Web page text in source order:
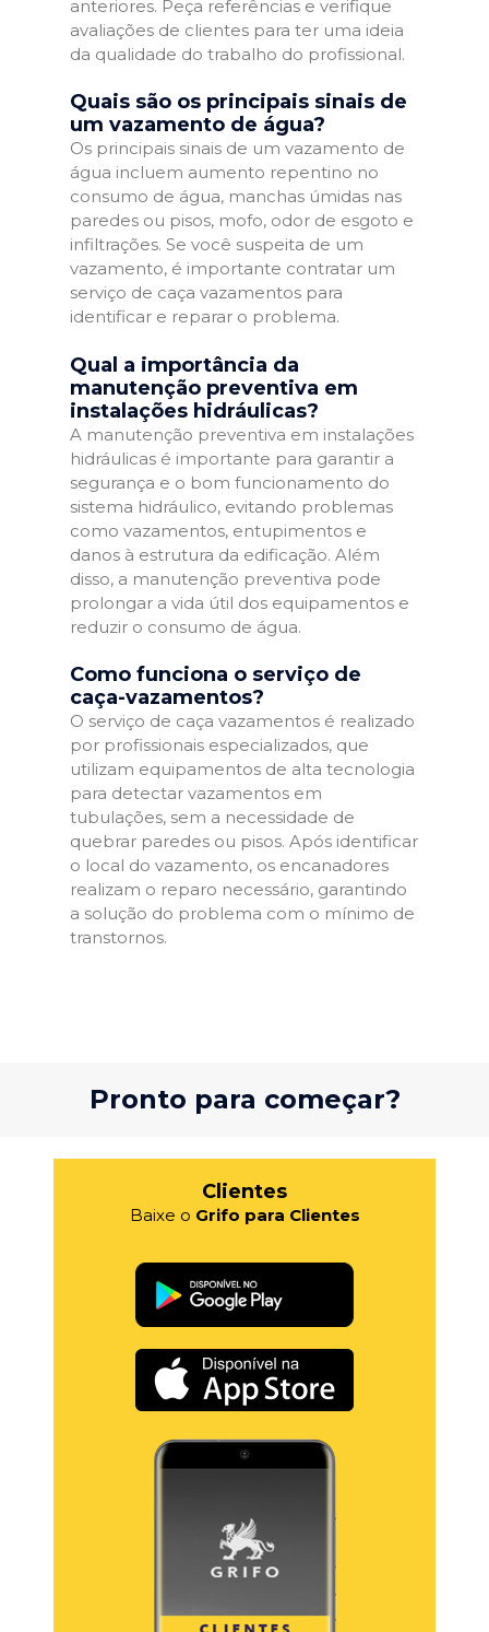
anteriores. Peça referências e verifique
avaliações de clientes para ter uma ideia
da qualidade do trabalho do profissional.
Quais são os principais sinais de
um vazamento de água?
Os principais sinais de um vazamento de
água incluem aumento repentino no
consumo de água, manchas úmidas nas
paredes ou pisos, mofo, odor de esgoto e
infiltrações. Se você suspeita de um
vazamento, é importante contratar um
serviço de caça vazamentos para
identificar e reparar o problema.
Qual a importância da
manutenção preventiva em
instalações hidráulicas?
A manutenção preventiva em instalações
hidráulicas é importante para garantir a
segurança e o bom funcionamento do
sistema hidráulico, evitando problemas
como vazamentos, entupimentos e
danos à estrutura da edificação. Além
disso, a manutenção preventiva pode
prolongar a vida útil dos equipamentos e
reduzir o consumo de água.
Como funciona o serviço de
caça-vazamentos?
O serviço de caça vazamentos é realizado
por profissionais especializados, que
utilizam equipamentos de alta tecnologia
para detectar vazamentos em
tubulações, sem a necessidade de
quebrar paredes ou pisos. Após identificar
o local do vazamento, os encanadores
realizam o reparo necessário, garantindo
a solução do problema com o mínimo de
transtornos.
Pronto para começar?
Clientes
Baixe o Grifo para Clientes